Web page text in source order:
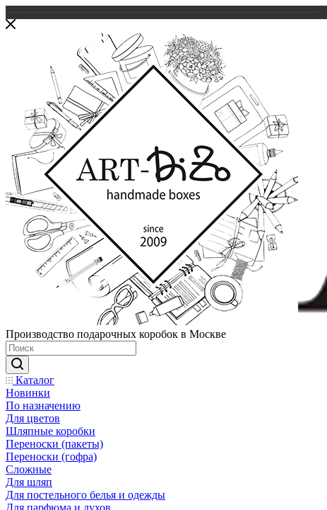
Производство подарочных коробок в Москве
Каталог
Новинки
По назначению
Для цветов
Шляпные коробки
Переноски (пакеты)
Переноски (гофра)
Сложные
Для шляп
Для постельного белья и одежды
Для парфюма и духов